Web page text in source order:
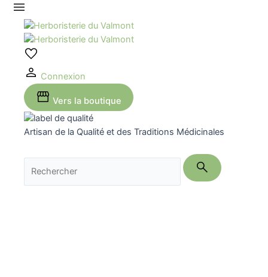
Aller
contenu
Connexion
Vers la boutique
Artisan de la Qualité et des Traditions Médicinales